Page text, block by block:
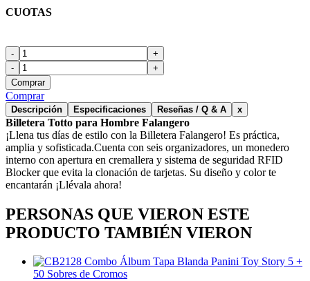
CUOTAS
-
+
-
+
Comprar
Comprar
Descripción Especificaciones Reseñas / Q & A x
Billetera Totto para Hombre Falangero
¡Llena tus días de estilo con la Billetera Falangero! Es práctica,
amplia y sofisticada.Cuenta con seis organizadores, un monedero
interno con apertura en cremallera y sistema de seguridad RFID
Blocker que evita la clonación de tarjetas. Su diseño y color te
encantarán ¡Llévala ahora!
PERSONAS QUE VIERON ESTE
PRODUCTO TAMBIÉN VIERON
Combo Álbum Tapa Blanda Panini Toy Story 5 +
50 Sobres de Cromos